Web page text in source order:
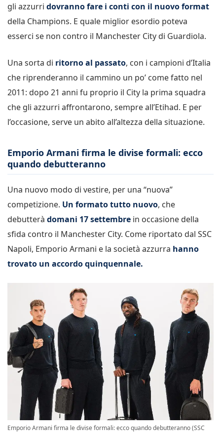
gli azzurri dovranno fare i conti con il nuovo format
della Champions. E quale miglior esordio poteva
esserci se non contro il Manchester City di Guardiola.
Una sorta di ritorno al passato, con i campioni d’Italia
che riprenderanno il cammino un po’ come fatto nel
2011: dopo 21 anni fu proprio il City la prima squadra
che gli azzurri affrontarono, sempre all’Etihad. E per
l’occasione, serve un abito all’altezza della situazione.
Emporio Armani firma le divise formali: ecco
quando debutteranno
Una nuovo modo di vestire, per una “nuova”
competizione. Un formato tutto nuovo, che
debutterà domani 17 settembre in occasione della
sfida contro il Manchester City. Come riportato dal SSC
Napoli, Emporio Armani e la società azzurra hanno
trovato un accordo quinquennale.
Emporio Armani firma le divise formali: ecco quando debutteranno (SSC